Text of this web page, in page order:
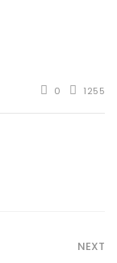
0 1255
NEXT